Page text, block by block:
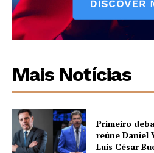
Mais Notícias
Primeiro
reúne Daniel
Luis César